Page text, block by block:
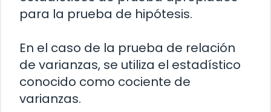
para la prueba de hipótesis.
En el caso de la prueba de relación
de varianzas, se utiliza el estadístico
conocido como cociente de
varianzas.